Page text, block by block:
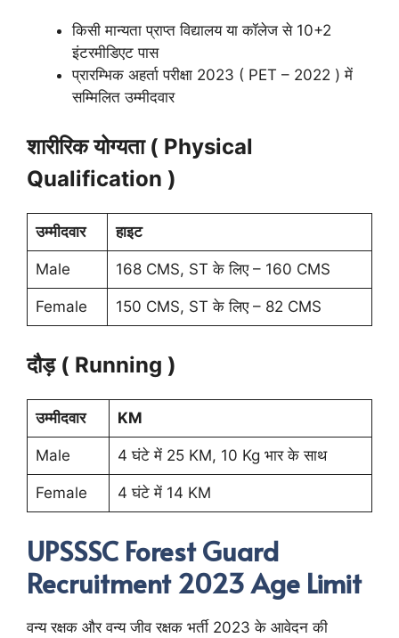
किसी मान्यता प्राप्त विद्यालय या कॉलेज से 10+2
इंटरमीडिएट पास
प्रारम्भिक अहर्ता परीक्षा 2023 ( PET – 2022 ) में
सम्मिलित उम्मीदवार
शारीरिक योग्यता ( Physical
Qualification )
उम्मीदवार हाइट
Male 168 CMS, ST के लिए – 160 CMS
Female 150 CMS, ST के लिए – 82 CMS
दौड़ ( Running )
उम्मीदवार KM
Male 4 घंटे में 25 KM, 10 Kg भार के साथ
Female 4 घंटे में 14 KM
UPSSSC Forest Guard
Recruitment 2023 Age Limit
वन्य रक्षक और वन्य जीव रक्षक भर्ती 2023 के आवेदन की